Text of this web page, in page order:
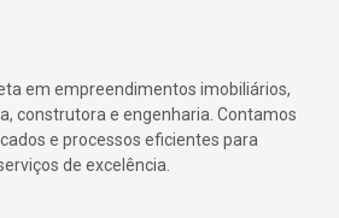
em empreendimentos imobiliários,
construtora e engenharia. Contamos
e processos eficientes para
de excelência.